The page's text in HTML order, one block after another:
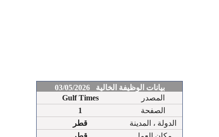
بيانات الوظيفة الخالية 03/05/2026
Gulf Times
المصدر
1
الصفحة
قطر
الدولة ، المدينة